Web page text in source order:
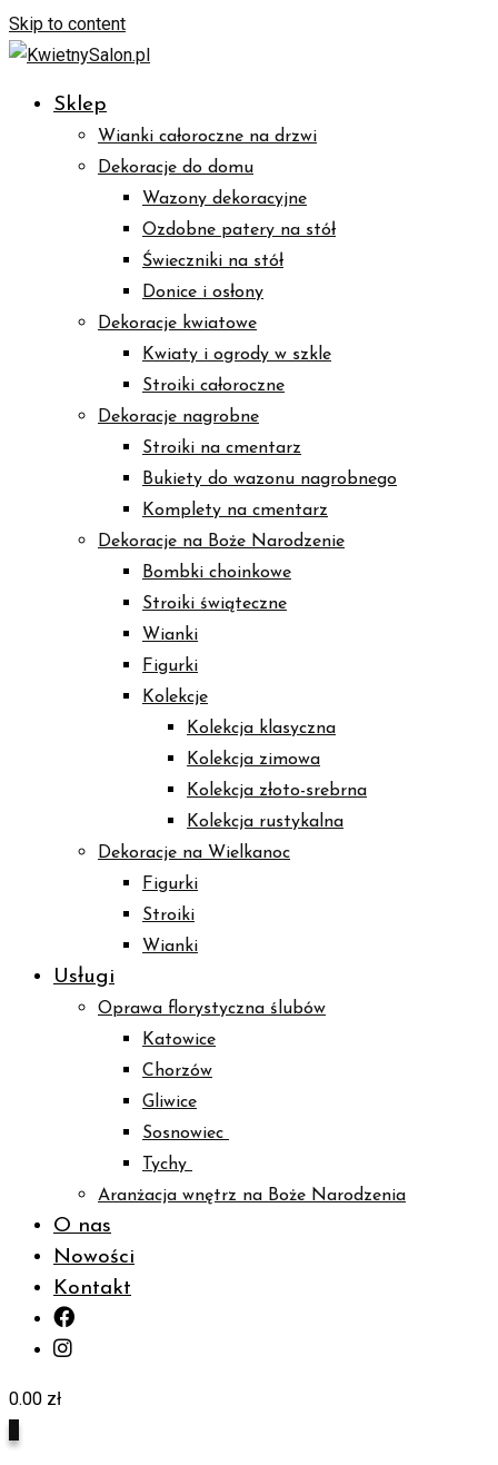
Skip to content
Sklep
Wianki całoroczne na drzwi
Dekoracje do domu
Wazony dekoracyjne
Ozdobne patery na stół
Świeczniki na stół
Donice i osłony
Dekoracje kwiatowe
Kwiaty i ogrody w szkle
Stroiki całoroczne
Dekoracje nagrobne
Stroiki na cmentarz
Bukiety do wazonu nagrobnego
Komplety na cmentarz
Dekoracje na Boże Narodzenie
Bombki choinkowe
Stroiki świąteczne
Wianki
Figurki
Kolekcje
Kolekcja klasyczna
Kolekcja zimowa
Kolekcja złoto-srebrna
Kolekcja rustykalna
Dekoracje na Wielkanoc
Figurki
Stroiki
Wianki
Usługi
Oprawa florystyczna ślubów
Katowice
Chorzów
Gliwice
Sosnowiec
Tychy
Aranżacja wnętrz na Boże Narodzenia
O nas
Nowości
Kontakt
0.00 zł